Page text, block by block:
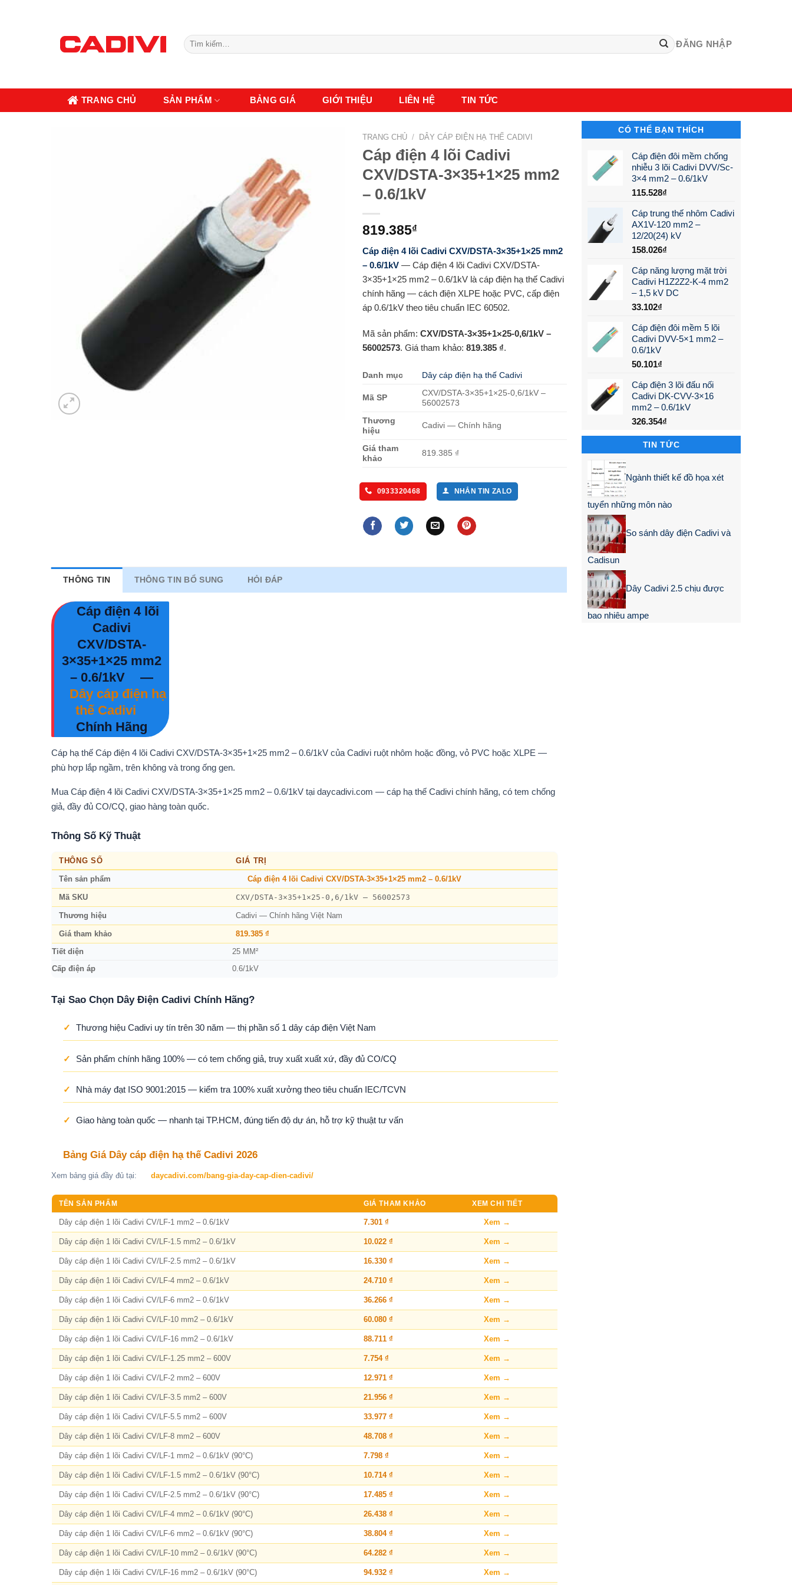
Tìm
kiếm:
ĐĂNG NHẬP
TRANG CHỦ SẢN PHẨM BẢNG GIÁ GIỚI THIỆU LIÊN HỆ TIN TỨC
CÓ THỂ BẠN THÍCH
Cáp điện đôi mềm chống
nhiễu 3 lõi Cadivi DVV/Sc-
3×4 mm2 – 0.6/1kV
115.528₫
Cáp trung thế nhôm Cadivi
AX1V-120 mm2 –
12/20(24) kV
158.026₫
Cáp năng lượng mặt trời
Cadivi H1Z2Z2-K-4 mm2
– 1,5 kV DC
33.102₫
Cáp điện đôi mềm 5 lõi
Cadivi DVV-5×1 mm2 –
0.6/1kV
50.101₫
Cáp điện 3 lõi đấu nối
Cadivi DK-CVV-3×16
mm2 – 0.6/1kV
326.354₫
TIN TỨC
Ngành thiết kế đồ họa xét
tuyển những môn nào
So sánh dây điện Cadivi và
Cadisun
Dây Cadivi 2.5 chịu được
bao nhiêu ampe
TRANG CHỦ / DÂY CÁP ĐIỆN HẠ THẾ CADIVI
Cáp điện 4 lõi Cadivi
CXV/DSTA-3×35+1×25 mm2
– 0.6/1kV
819.385₫
Cáp điện 4 lõi Cadivi CXV/DSTA-3×35+1×25 mm2
– 0.6/1kV— Cáp điện 4 lõi Cadivi CXV/DSTA-
3×35+1×25 mm2 – 0.6/1kV là cáp điện hạ thế Cadivi
chính hãng — cách điện XLPE hoặc PVC, cấp điện
áp 0.6/1kV theo tiêu chuẩn IEC 60502.
Mã sản phẩm: CXV/DSTA-3×35+1×25-0,6/1kV –
56002573. Giá tham khảo: 819.385 ₫.
Danh mục Dây cáp điện hạ thế Cadivi
Mã SP
CXV/DSTA-3×35+1×25-0,6/1kV –
56002573
Thương
hiệu
Cadivi — Chính hãng
Giá tham
khảo
819.385 ₫
0933320468 NHẮN TIN ZALO
THÔNG TIN THÔNG TIN BỔ SUNG HỎI ĐÁP
Cáp điện 4 lõi
Cadivi
CXV/DSTA-
3×35+1×25 mm2
– 0.6/1kV
—
Dây cáp điện hạ
thế Cadivi
Chính Hãng
Cáp hạ thế Cáp điện 4 lõi Cadivi CXV/DSTA-3×35+1×25 mm2 – 0.6/1kV của Cadivi ruột nhôm hoặc đồng, vỏ PVC hoặc XLPE —
phù hợp lắp ngầm, trên không và trong ống gen.
Mua Cáp điện 4 lõi Cadivi CXV/DSTA-3×35+1×25 mm2 – 0.6/1kV tại daycadivi.com — cáp hạ thế Cadivi chính hãng, có tem chống
giả, đầy đủ CO/CQ, giao hàng toàn quốc.
Thông Số Kỹ Thuật
THÔNG SỐ GIÁ TRỊ
Tên sản phẩm Cáp điện 4 lõi Cadivi CXV/DSTA-3×35+1×25 mm2 – 0.6/1kV
Mã SKU CXV/DSTA-3×35+1×25-0,6/1kV – 56002573
Thương hiệu Cadivi — Chính hãng Việt Nam
Giá tham khảo 819.385 ₫
Tiết diện 25 MM²
Cấp điện áp 0.6/1kV
Tại Sao Chọn Dây Điện Cadivi Chính Hãng?
✓ Thương hiệu Cadivi uy tín trên 30 năm — thị phần số 1 dây cáp điện Việt Nam
✓ Sản phẩm chính hãng 100% — có tem chống giả, truy xuất xuất xứ, đầy đủ CO/CQ
✓ Nhà máy đạt ISO 9001:2015 — kiểm tra 100% xuất xưởng theo tiêu chuẩn IEC/TCVN
✓ Giao hàng toàn quốc — nhanh tại TP.HCM, đúng tiến độ dự án, hỗ trợ kỹ thuật tư vấn
Bảng Giá Dây cáp điện hạ thế Cadivi 2026
Xem bảng giá đầy đủ tại: daycadivi.com/bang-gia-day-cap-dien-cadivi/
TÊN SẢN PHẨM GIÁ THAM KHẢO XEM CHI TIẾT
Dây cáp điện 1 lõi Cadivi CV/LF-1 mm2 – 0.6/1kV 7.301 ₫ Xem →
Dây cáp điện 1 lõi Cadivi CV/LF-1.5 mm2 – 0.6/1kV 10.022 ₫ Xem →
Dây cáp điện 1 lõi Cadivi CV/LF-2.5 mm2 – 0.6/1kV 16.330 ₫ Xem →
Dây cáp điện 1 lõi Cadivi CV/LF-4 mm2 – 0.6/1kV 24.710 ₫ Xem →
Dây cáp điện 1 lõi Cadivi CV/LF-6 mm2 – 0.6/1kV 36.266 ₫ Xem →
Dây cáp điện 1 lõi Cadivi CV/LF-10 mm2 – 0.6/1kV 60.080 ₫ Xem →
Dây cáp điện 1 lõi Cadivi CV/LF-16 mm2 – 0.6/1kV 88.711 ₫ Xem →
Dây cáp điện 1 lõi Cadivi CV/LF-1.25 mm2 – 600V 7.754 ₫ Xem →
Dây cáp điện 1 lõi Cadivi CV/LF-2 mm2 – 600V 12.971 ₫ Xem →
Dây cáp điện 1 lõi Cadivi CV/LF-3.5 mm2 – 600V 21.956 ₫ Xem →
Dây cáp điện 1 lõi Cadivi CV/LF-5.5 mm2 – 600V 33.977 ₫ Xem →
Dây cáp điện 1 lõi Cadivi CV/LF-8 mm2 – 600V 48.708 ₫ Xem →
Dây cáp điện 1 lõi Cadivi CV/LF-1 mm2 – 0.6/1kV (90°C) 7.798 ₫ Xem →
Dây cáp điện 1 lõi Cadivi CV/LF-1.5 mm2 – 0.6/1kV (90°C) 10.714 ₫ Xem →
Dây cáp điện 1 lõi Cadivi CV/LF-2.5 mm2 – 0.6/1kV (90°C) 17.485 ₫ Xem →
Dây cáp điện 1 lõi Cadivi CV/LF-4 mm2 – 0.6/1kV (90°C) 26.438 ₫ Xem →
Dây cáp điện 1 lõi Cadivi CV/LF-6 mm2 – 0.6/1kV (90°C) 38.804 ₫ Xem →
Dây cáp điện 1 lõi Cadivi CV/LF-10 mm2 – 0.6/1kV (90°C) 64.282 ₫ Xem →
Dây cáp điện 1 lõi Cadivi CV/LF-16 mm2 – 0.6/1kV (90°C) 94.932 ₫ Xem →